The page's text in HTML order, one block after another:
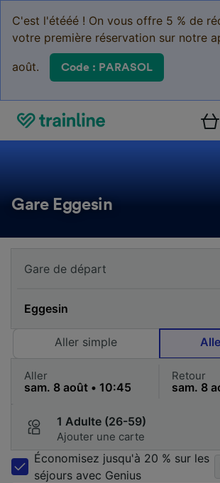
C'est l'étééé ! On vous offre 5 % de
votre première réservation sur notre
août. Code : PARASOL
Gare Eggesin
Aller simple
Aller Retour
1 Adulte (26-59)
Ajouter une carte
Économisez jusqu'à 20 % sur les
séjours avec Genius